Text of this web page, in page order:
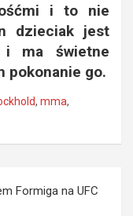
i to nie
dzieciak jest
i ma świetne
pokonanie go.
, mma,
Formiga na UFC